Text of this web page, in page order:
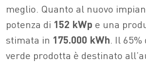
meglio. Quanto al nuovo
potenza di 152 kWp e una
stimata in 175.000 kWh. Il 65%
verde prodotta è destinato